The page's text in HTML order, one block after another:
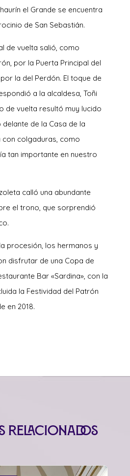
el Grande se encuentra
de San Sebastián.
de vuelta salió, como
por la Puerta Principal del
la del Perdón. El toque de
a la alcaldesa, Toñi
de vuelta resultó muy lucido
de la Casa de la
con colgaduras, como
tan importante en nuestro
calló una abundante
el trono, que sorprendió
procesión, los hermanos y
disfrutar de una Copa de
Bar «Sardina», con la
la Festividad del Patrón
en 2018.
relacionados